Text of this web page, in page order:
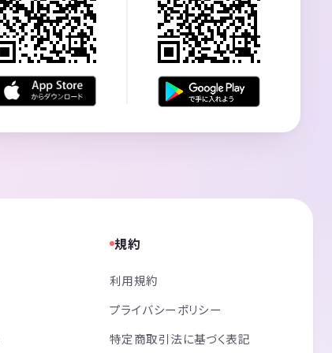
規約
利用規約
プライバシーポリシー
特定商取引法に基づく表記